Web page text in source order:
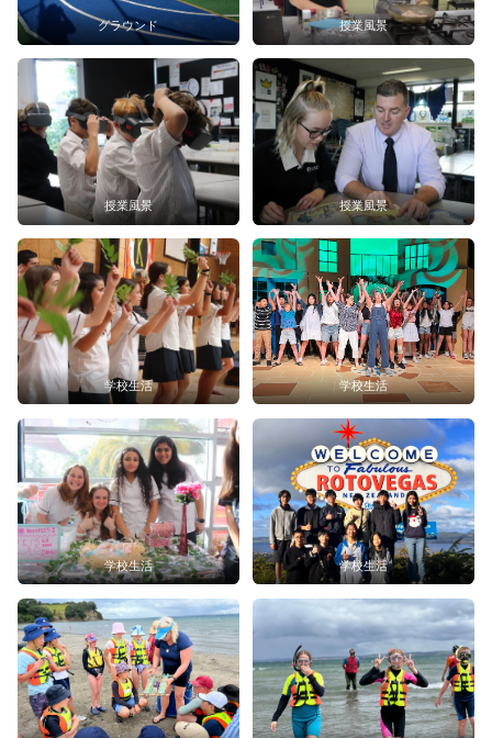
グラウンド 授業風景
授業風景 授業風景
学校生活 学校生活
学校生活 学校生活